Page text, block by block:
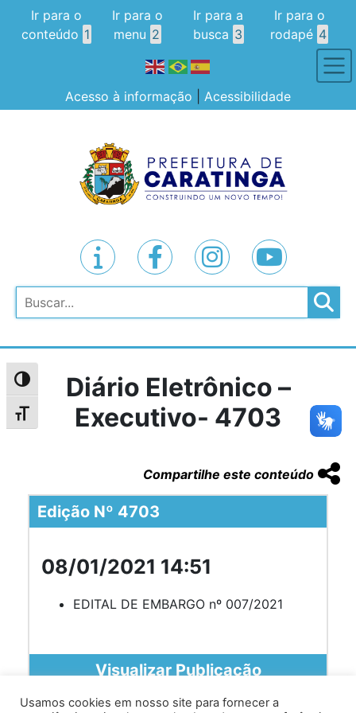
Alternar alto contraste
Alternar tamanho da fonte
Ir para o
conteúdo 1
Ir para o
menu 2
Ir para a
busca 3
Ir para o
rodapé 4
Acesso à informação Acessibilidade
Pesquisar
Diário Eletrônico –
Executivo- 4703
Compartilhe este conteúdo
Edição Nº 4703
08/01/2021 14:51
EDITAL DE EMBARGO nº 007/2021
Visualizar Publicação
Usamos cookies em nosso site para fornecer a